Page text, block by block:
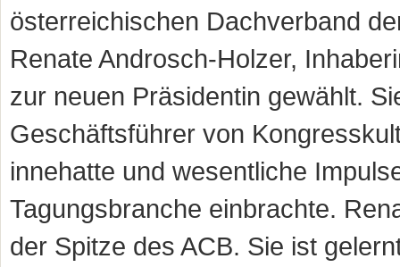
österreichischen Dachverband
Renate Androsch-Holzer,
zur neuen Präsidentin gewählt.
Geschäftsführer von
innehatte und wesentliche
Tagungsbranche einbrachte.
der Spitze des ACB. Sie ist